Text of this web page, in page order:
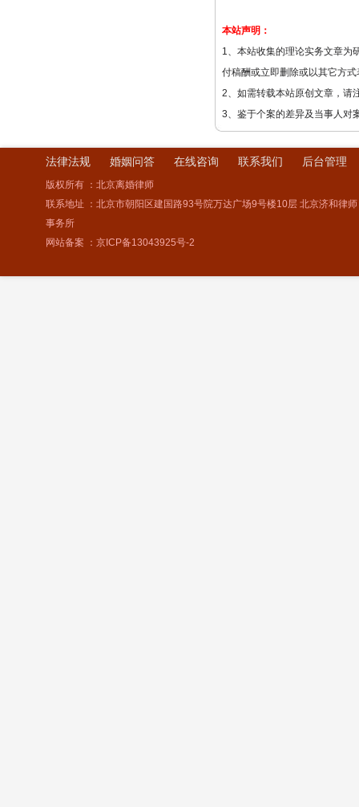
本站声明：
1、本站收集的理论实务文章为
付稿酬或立即删除或以其它方式
2、如需转载本站原创文章，请
3、鉴于个案的差异及当事人对
法律法规 婚姻问答 在线咨询 联系我们 后台管理
版权所有 ：北京离婚律师
联系地址 ：北京市朝阳区建国路93号院万达广场9号楼10层 北京济和律师
事务所
网站备案 ： 京ICP备13043925号-2